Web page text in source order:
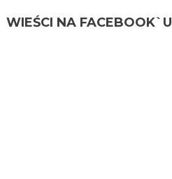
WIEŚCI NA FACEBOOK`U